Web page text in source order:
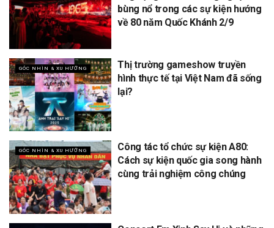
bùng nổ trong các sự kiện hướng
về 80 năm Quốc Khánh 2/9
GÓC NHÌN & XU HƯỚNG
Thị trường gameshow truyền
hình thực tế tại Việt Nam đã sống
lại?
GÓC NHÌN & XU HƯỚNG
Công tác tổ chức sự kiện A80:
Cách sự kiện quốc gia song hành
cùng trải nghiệm công chúng